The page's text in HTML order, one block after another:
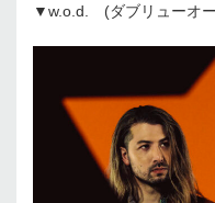
▼w.o.d. (ダブリューオー